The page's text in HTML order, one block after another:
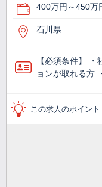
400万円～450万
石川県
【必須条件】
ョンが取れる方
この求人のポイント